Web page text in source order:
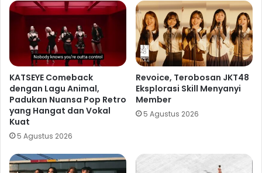
KATSEYE Comeback
dengan Lagu Animal,
Padukan Nuansa Pop Retro
yang Hangat dan Vokal
Kuat
5 Agustus 2026
Revoice, Terobosan JKT48
Eksplorasi Skill Menyanyi
Member
5 Agustus 2026